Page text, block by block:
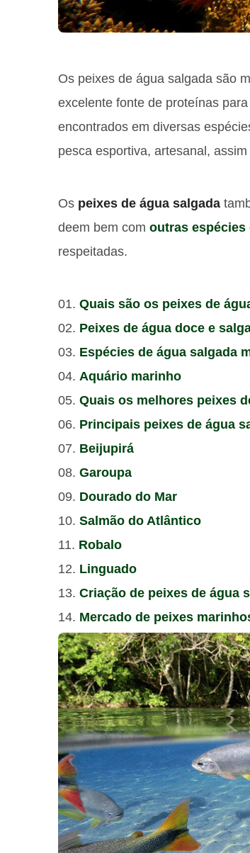
Os peixes de água salgada são
excelente fonte de proteínas
encontrados em diversas
pesca esportiva, artesanal,
Os peixes de água salgada
deem bem com outras espécies
respeitadas.
Quais são os peixes de
Peixes de água doce e
Espécies de água salgada
Aquário marinho
Quais os melhores peixes
Principais peixes de água
Beijupirá
Garoupa
Dourado do Mar
Salmão do Atlântico
Robalo
Linguado
Criação de peixes de água
Mercado de peixes